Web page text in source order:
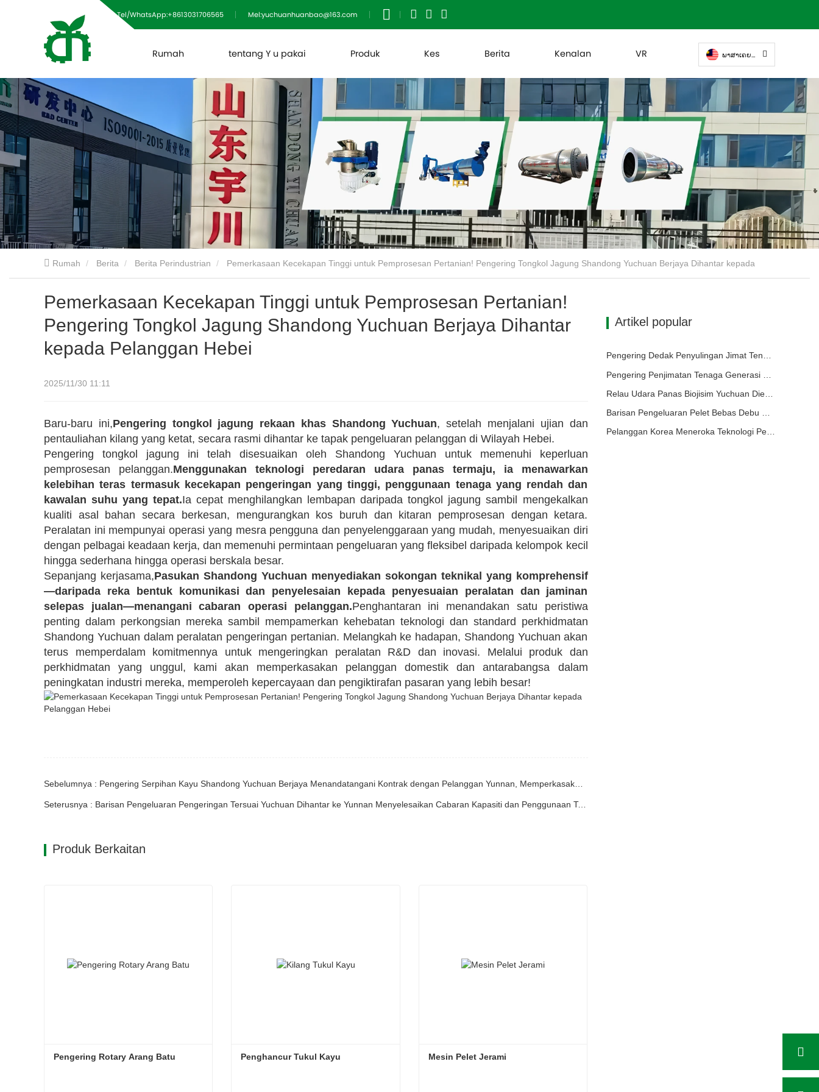
Tel/WhatsApp:+8613031706565 Mel:yuchuanhuanbao@163.com
Rumah tentang Y u pakai Produk Kes Berita Kenalan VR ພາສາເຄຍລະມັດ
Rumah Berita Berita Perindustrian
Pemerkasaan Kecekapan Tinggi untuk Pemprosesan Pertanian!
Pengering Tongkol Jagung Shandong Yuchuan Berjaya Dihantar
kepada Pelanggan Hebei
2025/11/30 11:11
Baru-baru ini,Pengering tongkol jagung rekaan khas Shandong Yuchuan, setelah menjalani ujian dan
pentauliahan kilang yang ketat, secara rasmi dihantar ke tapak pengeluaran pelanggan di Wilayah Hebei.
Pengering tongkol jagung ini telah disesuaikan oleh Shandong Yuchuan untuk memenuhi keperluan
pemprosesan pelanggan.Menggunakan teknologi peredaran udara panas termaju, ia menawarkan
kelebihan teras termasuk kecekapan pengeringan yang tinggi, penggunaan tenaga yang rendah dan
kawalan suhu yang tepat.Ia cepat menghilangkan lembapan daripada tongkol jagung sambil mengekalkan
kualiti asal bahan secara berkesan, mengurangkan kos buruh dan kitaran pemprosesan dengan ketara.
Peralatan ini mempunyai operasi yang mesra pengguna dan penyelenggaraan yang mudah, menyesuaikan diri
dengan pelbagai keadaan kerja, dan memenuhi permintaan pengeluaran yang fleksibel daripada kelompok kecil
hingga sederhana hingga operasi berskala besar.
Sepanjang kerjasama,Pasukan Shandong Yuchuan menyediakan sokongan teknikal yang komprehensif
—daripada reka bentuk komunikasi dan penyelesaian kepada penyesuaian peralatan dan jaminan
selepas jualan—menangani cabaran operasi pelanggan.Penghantaran ini menandakan satu peristiwa
penting dalam perkongsian mereka sambil mempamerkan kehebatan teknologi dan standard perkhidmatan
Shandong Yuchuan dalam peralatan pengeringan pertanian. Melangkah ke hadapan, Shandong Yuchuan akan
terus memperdalam komitmennya untuk mengeringkan peralatan R&D dan inovasi. Melalui produk dan
perkhidmatan yang unggul, kami akan memperkasakan pelanggan domestik dan antarabangsa dalam
peningkatan industri mereka, memperoleh kepercayaan dan pengiktirafan pasaran yang lebih besar!
Seterusnya : Barisan Pengeluaran Pengeringan Tersuai Yuchuan Dihantar ke Yunnan Menyelesaikan Cabaran Kapasiti dan Penggunaan Tenaga untuk Loji Pelet
Produk Berkaitan
Pengering Rotary Arang Batu Penghancur Tukul Kayu Mesin Pelet Jerami
Artikel popular
Pengering Dedak Penyulingan Jimat Tenaga Yuchuan Menyediakan Penyelesaian Cekap untuk Pemprosesan Bahan Kelembapan Tinggi
Relau Udara Panas Biojisim Yuchuan Dieksport ke Indonesia, Menyediakan Bekalan Haba yang Cekap dan Stabil untuk Sistem Pengeringan
Pelanggan Korea Meneroka Teknologi Pengeringan dan Penggranulan Najis Ayam